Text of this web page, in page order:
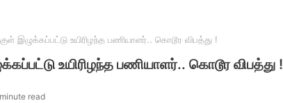
இழுக்கப்பட்டு உயிரிழந்த பணியாளர்.. கொடூர விபத்து !
உயிரிழந்த பணியாளர்.. கொடூர விபத்து !
read